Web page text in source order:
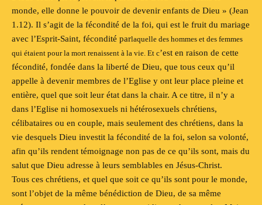
monde, elle donne le pouvoir de devenir enfants de Dieu » (Jean
1.12). Il s’agit de la fécondité de la foi, qui est le fruit du mariage
avec l’Esprit-Saint, fécondité parlaquelle des hommes et des femmes
qui étaient pour la mort renaissent à la vie. Et c’est en raison de cette
fécondité, fondée dans la liberté de Dieu, que tous ceux qu’il
appelle à devenir membres de l’Eglise y ont leur place pleine et
entière, quel que soit leur état dans la chair. A ce titre, il n’y a
dans l’Eglise ni homosexuels ni hétérosexuels chrétiens,
célibataires ou en couple, mais seulement des chrétiens, dans la
vie desquels Dieu investit la fécondité de la foi, selon sa volonté,
afin qu’ils rendent témoignage non pas de ce qu’ils sont, mais du
salut que Dieu adresse à leurs semblables en Jésus-Christ.
Tous ces chrétiens, et quel que soit ce qu’ils sont pour le monde,
sont l’objet de la même bénédiction de Dieu, de sa même